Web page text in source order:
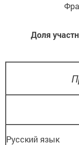
Доля
Русский язык